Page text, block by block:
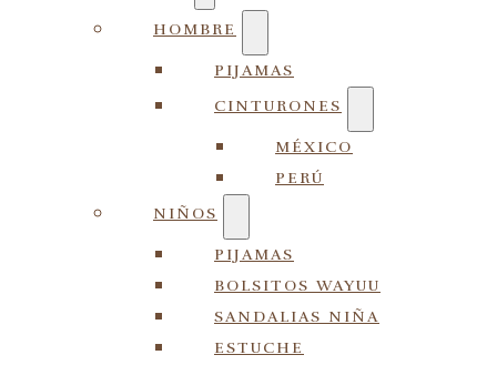
HOMBRE
PIJAMAS
CINTURONES
MÉXICO
PERÚ
NIÑOS
PIJAMAS
BOLSITOS WAYUU
SANDALIAS NIÑA
ESTUCHE